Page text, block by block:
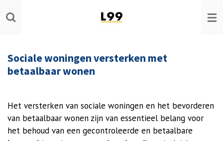
Ga
direct
hoofdinhoud
Sociale woningen versterken met
betaalbaar wonen
Het versterken van sociale woningen en het bevorderen
van betaalbaar wonen zijn van essentieel belang voor
het behoud van een gecontroleerde en betaalbare